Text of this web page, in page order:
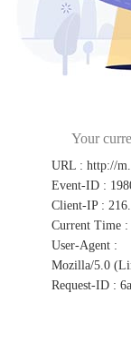
Your
URL : http://
Event-ID :
Client-IP :
Current Time :
User-Agent :
Mozilla/5.0
Request-ID :